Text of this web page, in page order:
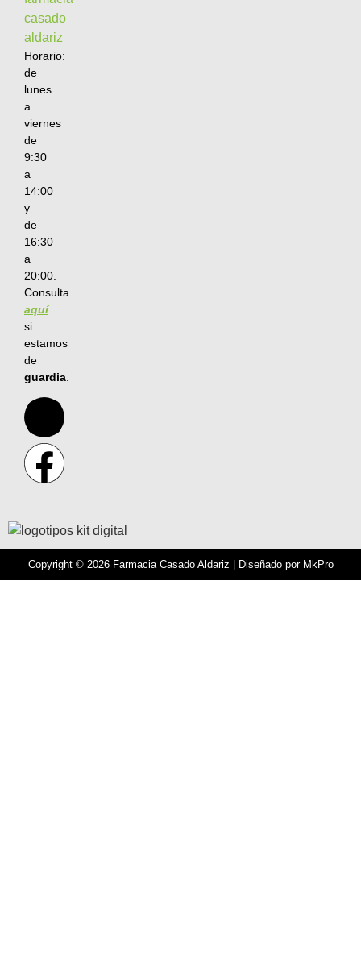
Horario:
de
lunes
a
viernes
de
9:30
a
14:00
y
de
16:30
a
20:00.
Consulta
aquí
si
estamos
de
guardia
Copyright © 2026 Farmacia Casado Aldariz | Diseñado por MkPro